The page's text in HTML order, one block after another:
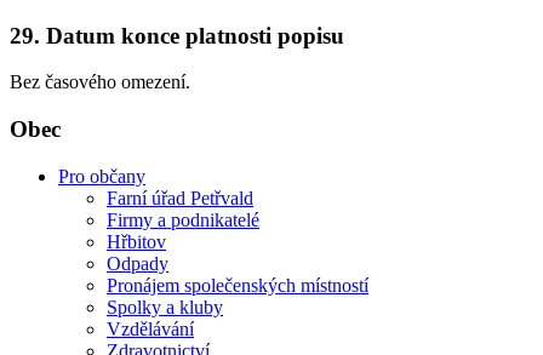
29. Datum konce platnosti popisu
Bez časového omezení.
Obec
Pro občany
Farní úřad Petřvald
Firmy a podnikatelé
Hřbitov
Odpady
Pronájem společenských místností
Spolky a kluby
Vzdělávání
Zdravotnictví